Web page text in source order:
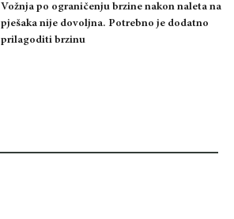
Vožnja po ograničenju brzine nakon naleta na
pješaka nije dovoljna. Potrebno je dodatno
prilagoditi brzinu